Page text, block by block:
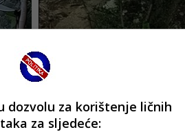
dozvolu za korištenje ličnih
za sljedeće: